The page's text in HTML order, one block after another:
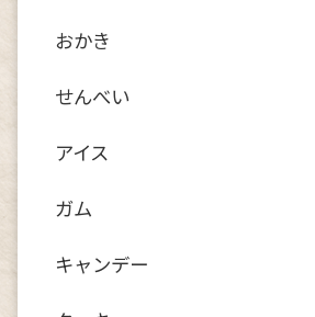
おかき
せんべい
アイス
ガム
キャンデー